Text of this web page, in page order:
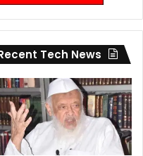
Tech News